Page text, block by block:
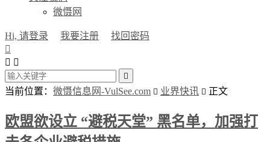
微慑网
Hi, 请登录 我要注册
找回密码

 

当前位置： 微慑信息网-VulSee.com  业界快讯  正文
欧盟欲设立 “避税天堂” 黑名单，加强打